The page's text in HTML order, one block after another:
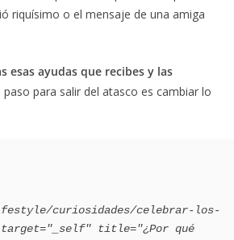
riquísimo o el mensaje de una amiga
esas ayudas que recibes y las
para salir del atasco es cambiar lo
target="_self" title="¿Por qué